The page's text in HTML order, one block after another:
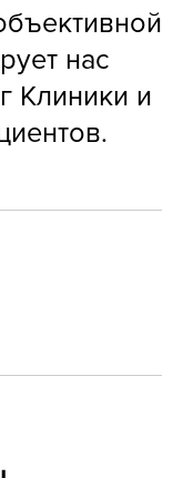
нас
Клиники и